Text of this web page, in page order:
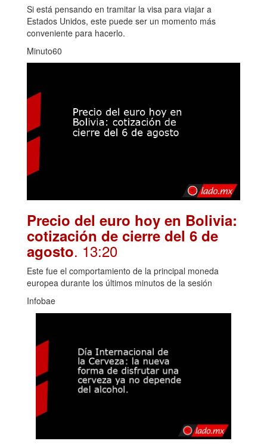
Si está pensando en tramitar la visa para viajar a
Estados Unidos, este puede ser un momento más
conveniente para hacerlo.
Minuto60
Precio del euro hoy en Bolivia:
cotización de cierre del 6 de
agosto. 13:20
Este fue el comportamiento de la principal moneda
europea durante los últimos minutos de la sesión
Infobae